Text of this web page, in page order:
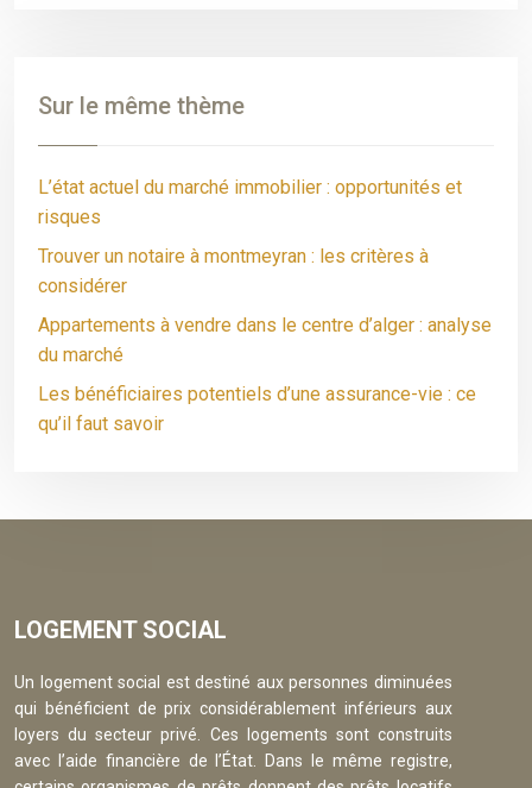
Sur le même thème
L’état actuel du marché immobilier : opportunités et
risques
Trouver un notaire à montmeyran : les critères à
considérer
Appartements à vendre dans le centre d’alger : analyse
du marché
Les bénéficiaires potentiels d’une assurance-vie : ce
qu’il faut savoir
LOGEMENT SOCIAL
Un logement social est destiné aux personnes diminuées
qui bénéficient de prix considérablement inférieurs aux
loyers du secteur privé. Ces logements sont construits
avec l’aide financière de l’État. Dans le même registre,